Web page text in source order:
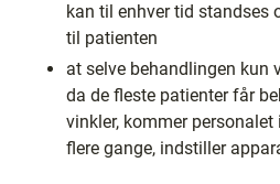
kan til enhver tid standses
til patienten
at selve behandlingen kun
da de fleste patienter får
vinkler, kommer
flere gange, indstiller